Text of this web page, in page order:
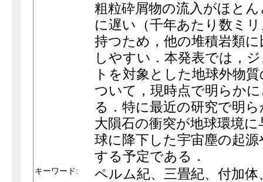
粗粒砕屑物の流入がほと
に遅い（千年あたり数ミ
持つため，他の堆積岩類
しやすい．本発表では，
トを対象とした地球外物
ついて，現時点で明らか
る．特に最近の研究で明
大隕石の衝突が地球環境
球に降下した宇宙塵の起
する予定である．
キーワード: ペルム紀、三畳紀、付加